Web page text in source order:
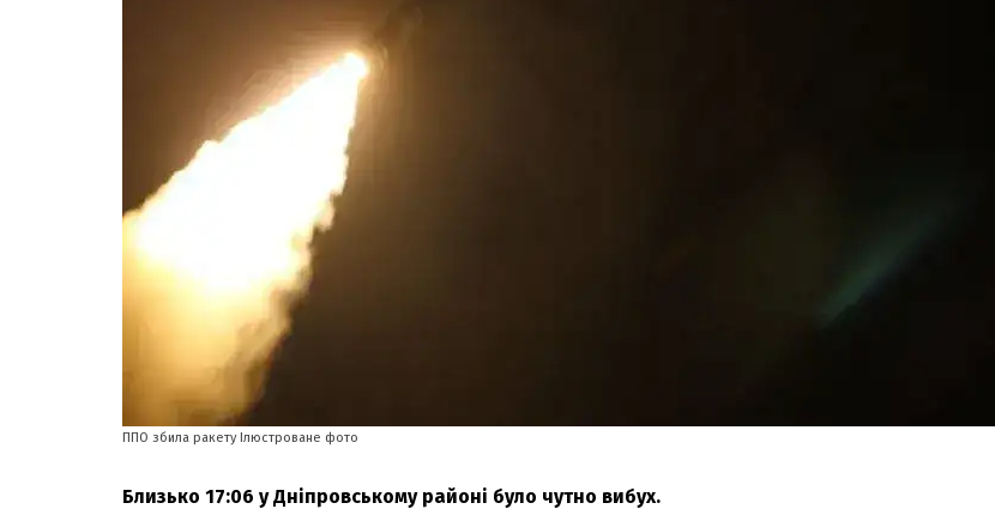
ППО збила ракету Ілюстроване фото
Близько 17:06 у Дніпровському районі було чутно вибух.